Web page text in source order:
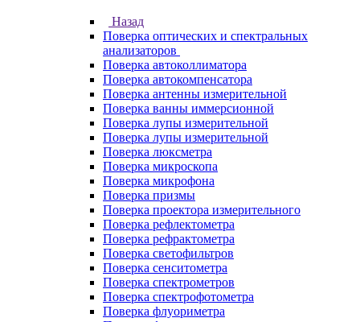
Назад
Поверка оптических и спектральных
анализаторов
Поверка автоколлиматора
Поверка автокомпенсатора
Поверка антенны измерительной
Поверка ванны иммерсионной
Поверка лупы измерительной
Поверка лупы измерительной
Поверка люксметра
Поверка микроскопа
Поверка микрофона
Поверка призмы
Поверка проектора измерительного
Поверка рефлектометра
Поверка рефрактометра
Поверка светофильтров
Поверка сенситометра
Поверка спектрометров
Поверка спектрофотометра
Поверка флуориметра